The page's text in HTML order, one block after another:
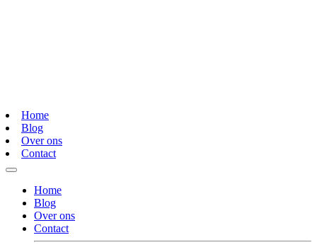
Home
Blog
Over ons
Contact
Home
Blog
Over ons
Contact